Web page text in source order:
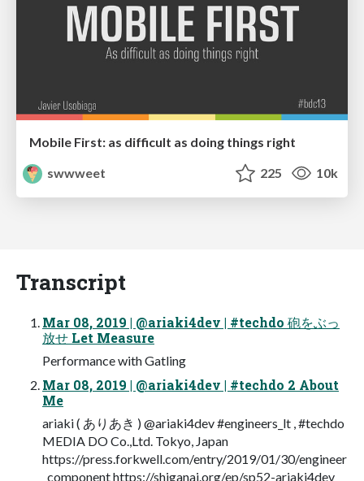
Mobile First: as difficult as doing things right
swwweet
225 10k
Transcript
Mar 08, 2019 | @ariaki4dev | #techdo 砲をぶっ
放せ Let Measure
Performance with Gatling
Mar 08, 2019 | @ariaki4dev | #techdo 2 About
Me
ariaki ( ありあき ) @ariaki4dev #engineers_lt , #techdo
MEDIA DO Co.,Ltd. Tokyo, Japan
https://press.forkwell.com/entry/2019/01/30/engineer
_component https://shiganai.org/ep/sp52-ariaki4dev